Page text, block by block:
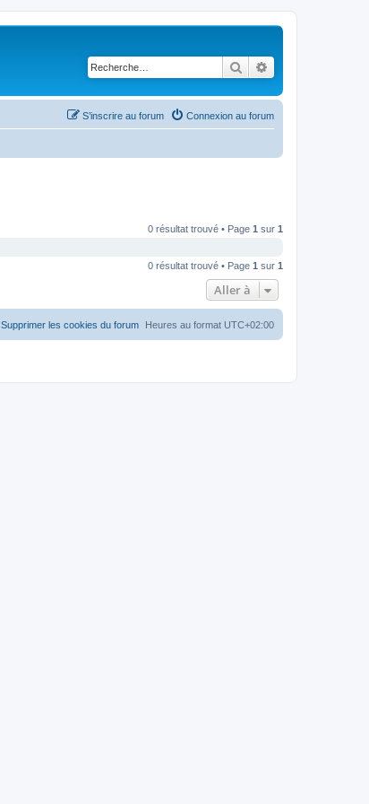
Rechercher
Connexion au forum
S’inscrire au forum
0 résultat trouvé • Page 1 sur 1
0 résultat trouvé • Page 1 sur 1
Aller à
Heures au format UTC+02:00
Supprimer les cookies du forum